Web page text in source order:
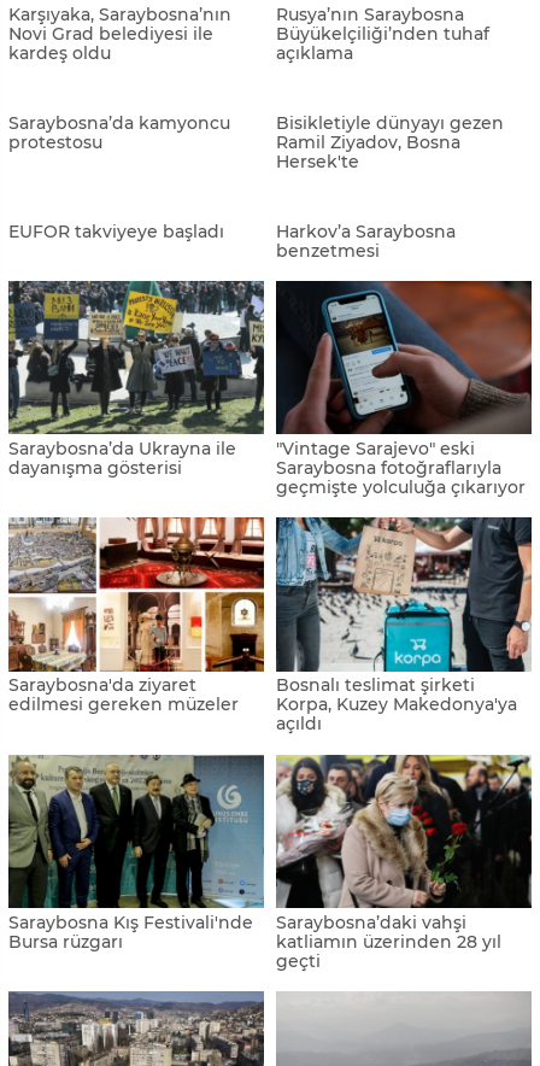
Sinop'un Boyabat Belediyesi,
Bosna Hersek'te iftar verdi
Saraybosna'daki Gazi Husrev
Bey kütüphanesine ilgi
Saraybosna'dan
Yunus Emre Enstitüsü,
Kakanj'da çocuklar için
sürprizi
Saraybosna’da Ukrayna’ya
destek gösterisi
Saraybosna’da TMV okulları,
meslek edindirme kursları
sergisi açıldı
Saraybosna, Nazi işgalinden
kurtuluşun yıl dönümünü
kutluyor
Saraybosna kuşatması 30 yıl
önce bugün başlamıştı
AA Boşnakça-Hırvatça-Sırpça
servisi 10. yaşını kutladı
TİKA ve TRT'nin yeni medya
haberciliği eğitim programı
Saraybosna'da tamamlandı
Vucic: “Bizi çatışmaya
çekmeye çalışıyorlar”
Karşıyaka, Saraybosna’nın
Novi Grad belediyesi ile
kardeş oldu
Rusya’nın Saraybosna
Büyükelçiliği’nden tuhaf
açıklama
Saraybosna’da kamyoncu
protestosu
Bisikletiyle dünyayı gezen
Ramil Ziyadov, Bosna
Hersek'te
EUFOR takviyeye başladı
Harkov’a Saraybosna
benzetmesi